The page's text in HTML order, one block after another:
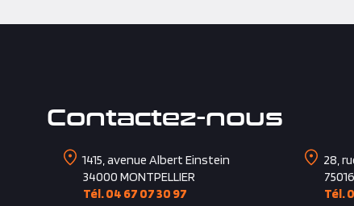
1415, avenue Albert Einstein
34000MONTPELLIER
28,
75016